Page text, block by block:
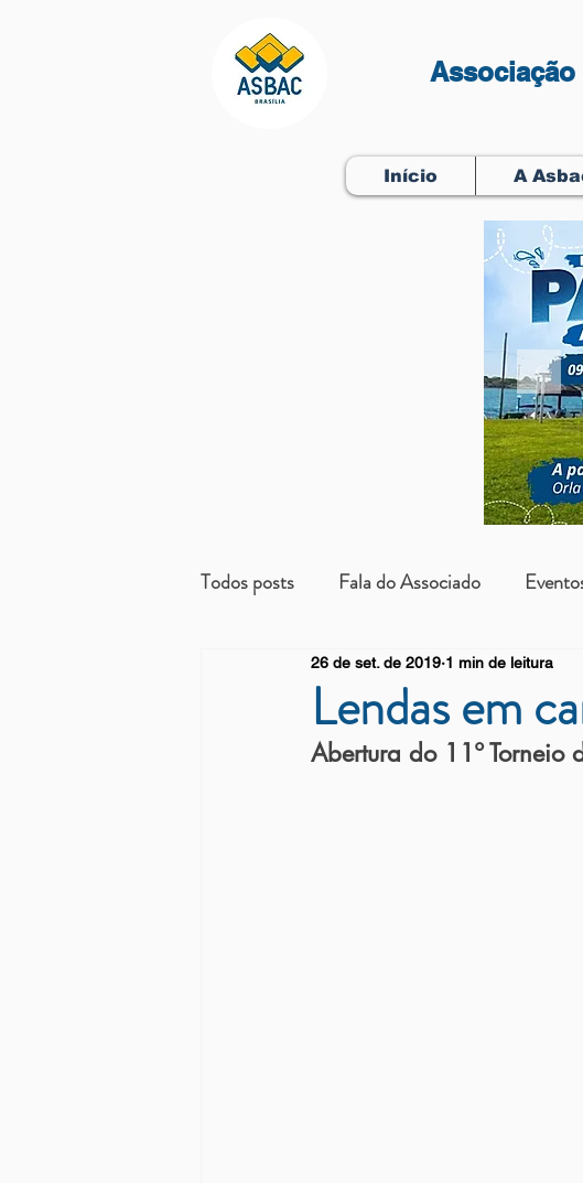
Associação
Início A
Todos posts Fala do Associado
Beneficientes Arrendatários
Lendas em
26 de set. de 2019 1 min de leitura
Abertura do 11º Torneio